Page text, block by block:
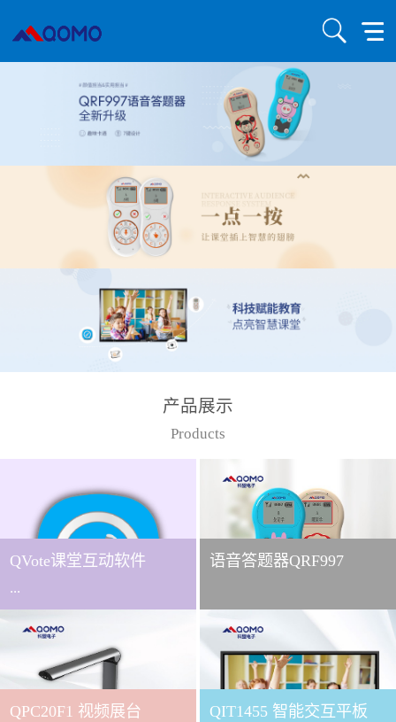
产品展示
Products
QVote课堂互动软件
...
下载QVote授课软件课堂互
动的质量直接影响教学效
果与学生参与度。作为
语音答题器QRF997
QPC20F1 视频展台 QIT1455 智能交互平板